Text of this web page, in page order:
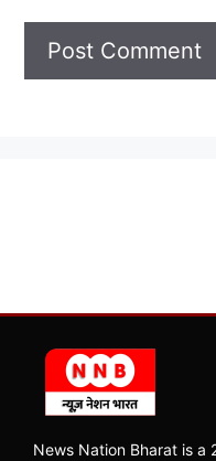
News Nation Bharat is a